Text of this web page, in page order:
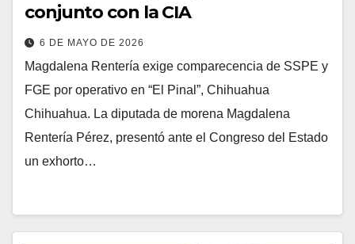
conjunto con la CIA
6 DE MAYO DE 2026
Magdalena Rentería exige comparecencia de SSPE y
FGE por operativo en “El Pinal”, Chihuahua
Chihuahua. La diputada de morena Magdalena
Rentería Pérez, presentó ante el Congreso del Estado
un exhorto…